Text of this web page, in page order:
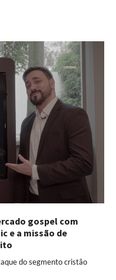
gospel com
e a missão de
do segmento cristão